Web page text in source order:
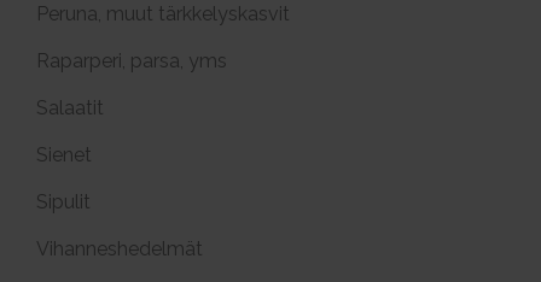
Peruna, muut tärkkelyskasvit
Raparperi, parsa, yms
Salaatit
Sienet
Sipulit
Vihanneshedelmät